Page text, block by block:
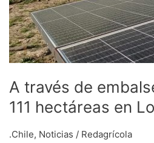
A través de
111 hectáreas en
.Chile, Noticias / Redagrícola